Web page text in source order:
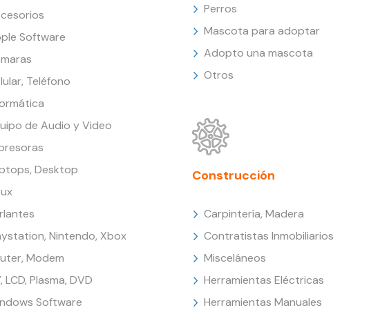
Software
Teléfono
de Audio y Video
Desktop
Nintendo, Xbox
Modem
LCD, Plasma, DVD
Software
Perros
Mascota para adoptar
Adopto una mascota
Otros
Construcción
Carpintería, Madera
Contratistas Inmobiliarios
Misceláneos
Herramientas Eléctricas
Herramientas Manuales